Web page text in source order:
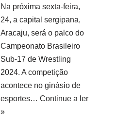
Na próxima sexta-feira,
24, a capital sergipana,
Aracaju, será o palco do
Campeonato Brasileiro
Sub-17 de Wrestling
2024. A competição
acontece no ginásio de
esportes… Continue a ler
»